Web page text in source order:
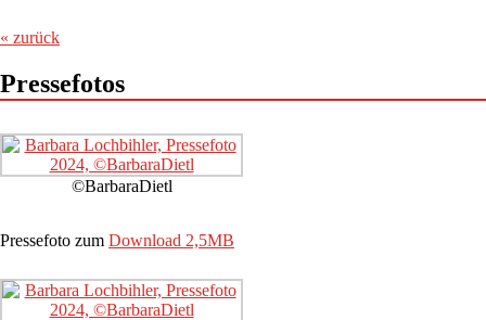
« zurück
Pressefotos
©BarbaraDietl
Pressefoto zum Download 2,5MB